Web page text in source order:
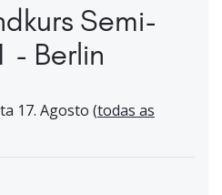
Semi-
- Berlin
17. Agosto (todas as